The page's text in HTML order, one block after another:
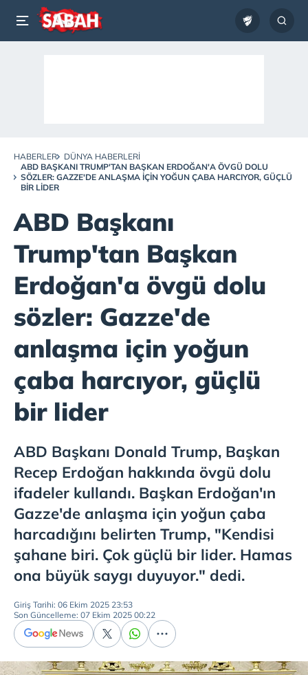
HABERLER
DÜNYA HABERLERI
ABD BAŞKANI TRUMP'TAN BAŞKAN ERDOĞAN'A ÖVGÜ DOLU
SÖZLER: GAZZE'DE ANLAŞMA IÇIN YOĞUN ÇABA HARCIYOR, GÜÇLÜ
BIR LIDER
ABD Başkanı
Trump'tan Başkan
Erdoğan'a övgü dolu
sözler: Gazze'de
anlaşma için yoğun
çaba harcıyor, güçlü
bir lider
ABD Başkanı Donald Trump, Başkan
Recep Erdoğan hakkında övgü dolu
ifadeler kullandı. Başkan Erdoğan'ın
Gazze'de anlaşma için yoğun çaba
harcadığını belirten Trump, "Kendisi
şahane biri. Çok güçlü bir lider. Hamas
ona büyük saygı duyuyor." dedi.
Giriş Tarihi: 06 Ekim 2025 23:53
Son Güncelleme: 07 Ekim 2025 00:22